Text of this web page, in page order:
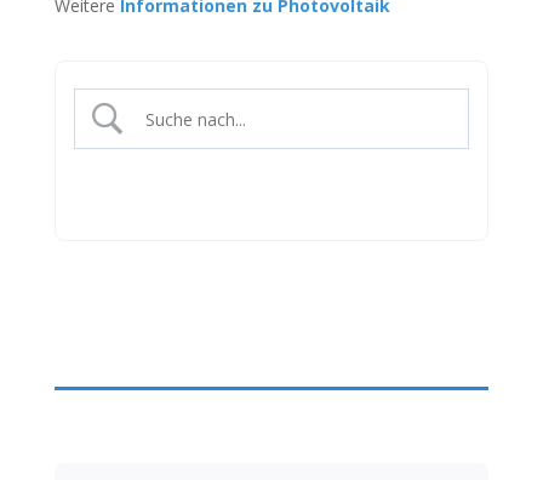
Weitere Informationen zu Photovoltaik